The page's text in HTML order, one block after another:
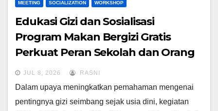
MEETING SOCIALIZATION WORKSHOP
Edukasi Gizi dan Sosialisasi
Program Makan Bergizi Gratis
Perkuat Peran Sekolah dan Orang
Tua dalam Mewujudkan Generasi
Sehat
JUL 8, 2026 RASNI
Dalam upaya meningkatkan pemahaman mengenai
pentingnya gizi seimbang sejak usia dini, kegiatan